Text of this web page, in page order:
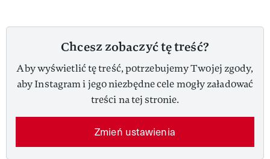
Chcesz zobaczyć tę treść?
Aby wyświetlić tę treść, potrzebujemy Twojej zgody,
aby Instagram i jego niezbędne cele mogły załadować
treści na tej stronie.
Zmień ustawienia